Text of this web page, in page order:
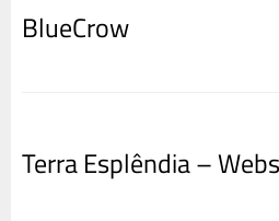
BlueCrow
Terra Esplêndia –